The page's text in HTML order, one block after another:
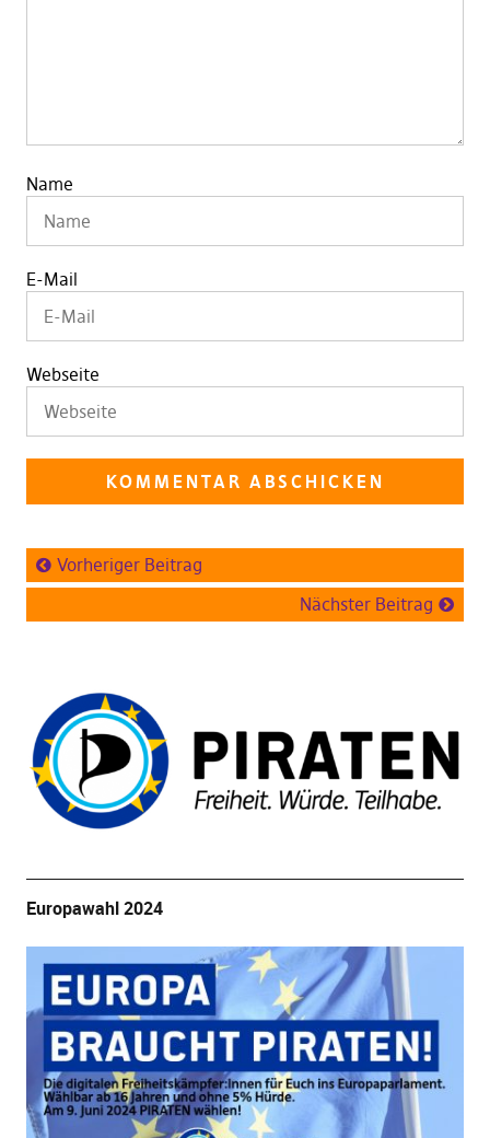
Name
E-Mail
Webseite
Vorheriger Beitrag
Nächster Beitrag
Europawahl 2024